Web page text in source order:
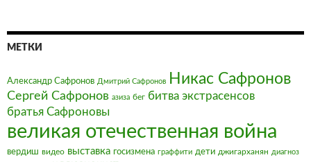
МЕТКИ
Александр Сафронов Дмитрий Сафронов Никас Сафронов
Сергей Сафронов азиза бег битва экстрасенсов
братья Сафроновы
великая отечественная война
вердиш видео выставка госизмена граффити дети джигарханян диагноз